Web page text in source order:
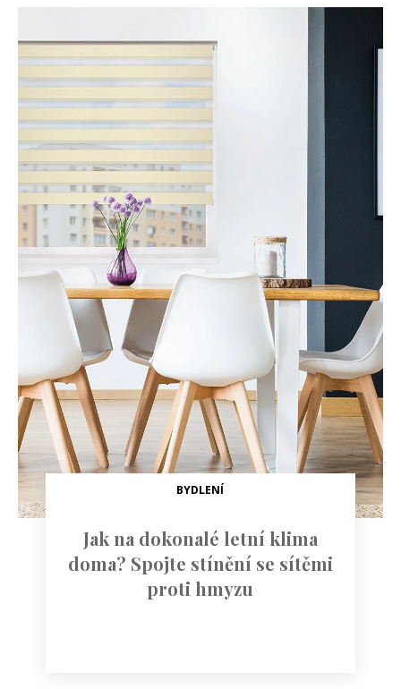
BYDLENÍ
Jak na dokonalé letní klima
doma? Spojte stínění se sítěmi
proti hmyzu